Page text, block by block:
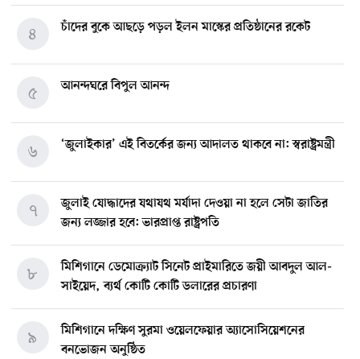
চাঁদের বুকে আছড়ে পড়ল ইলন মাস্কের প্রতিষ্ঠানের রকেট
৪
আনন্দঘরে বিপুল আনন্দ
৫
‘জুলাইকার’ এই বিতর্কের জন্য আদালত থাকবে না: স্বরাষ্ট্রমন্ত্রী
৬
জুলাই যোদ্ধাদের যথাযথ মর্যাদা দেওয়া না হলে সেটা জাতির
জন্য লজ্জার হবে: ভারপ্রাপ্ত রাষ্ট্রপতি
৭
মিশিগানে ডেমোক্র্যাট সিনেট প্রাইমারিতে জয়ী আবদুল আল-
সাইয়েদ, ব্যর্থ কোটি কোটি ডলারের প্রচারণা
৮
মিশিগানে দক্ষিণ সুরমা ওয়েলফেয়ার অ্যাসোসিয়েশনের
বনভোজন অনুষ্ঠিত
৯